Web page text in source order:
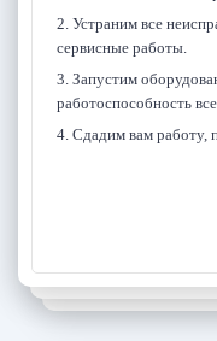
2. Устраним все
сервисные работы.
3. Запустим
работоспособность
4. Сдадим вам работу,